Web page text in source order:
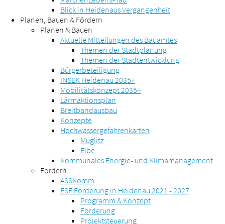
Blick in Heidenaus Vergangenheit
Planen, Bauen & Fördern
Planen & Bauen
Aktuelle Mitteilungen des Bauamtes
Themen der Stadtplanung
Themen der Stadtentwicklung
Bürgerbeteiligung
INSEK Heidenau 2035+
Mobilitätskonzept 2035+
Lärmaktionsplan
Breitbandausbau
Konzepte
Hochwassergefahrenkarten
Müglitz
Elbe
Kommunales Energie- und Klimamanagement
Fördern
ASSKomm
ESF Förderung in Heidenau 2021 - 2027
Programm & Konzept
Förderung
Projektsteuerung